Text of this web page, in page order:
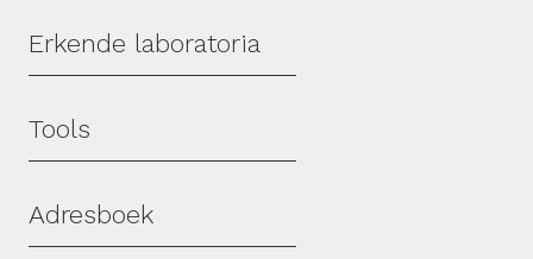
Erkende laboratoria
Tools
Adresboek